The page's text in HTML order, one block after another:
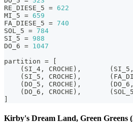
RE_DIESE_5 = 622
MI_5 = 659
FA_DIESE_5 = 740
SOL_5 = 784
SI_5 = 988
DO_6 = 1047
partition =
( SI_4 , CROCHE ) , ( SI_5 ,
( SI_5 , CROCHE ) , (
( DO_5 , CROCHE ) , ( DO_6 ,
( DO_6 , CROCHE ) , ( SOL_5
Kirby's Dream Land, Green Greens